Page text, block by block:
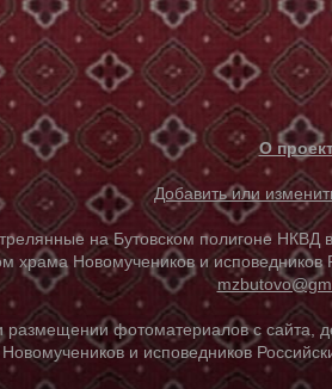
О
Добавить или
на Бутовском полигоне НКВД в
храма Новомучеников и
размещении фотоматериалов с сайта,
и исповедников